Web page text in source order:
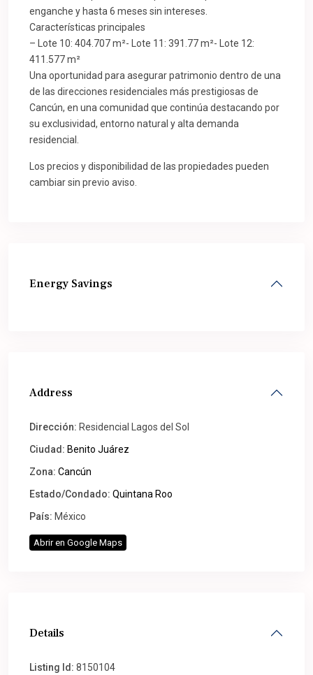
enganche y hasta 6 meses sin intereses.
Características principales
– Lote 10: 404.707 m²- Lote 11: 391.77 m²- Lote 12:
411.577 m²
Una oportunidad para asegurar patrimonio dentro de una
de las direcciones residenciales más prestigiosas de
Cancún, en una comunidad que continúa destacando por
su exclusividad, entorno natural y alta demanda
residencial.
Los precios y disponibilidad de las propiedades pueden
cambiar sin previo aviso.
Energy Savings
Address
Dirección: Residencial Lagos del Sol
Ciudad: Benito Juárez
Zona: Cancún
Estado/Condado: Quintana Roo
País: México
Abrir en Google Maps
Details
Listing Id: 8150104